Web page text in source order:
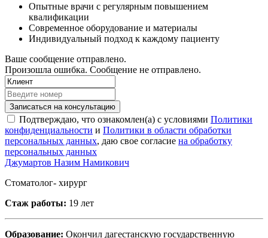
Опытные врачи с регулярным повышением
квалификации
Современное оборудование и материалы
Индивидуальный подход к каждому пациенту
Ваше сообщение отправлено.
Произошла ошибка. Сообщение не отправлено.
Записаться на консультацию
Подтверждаю, что ознакомлен(а) с условиями Политики
конфиденциальности и Политики в области обработки
персональных данных, даю свое согласие на обработку
персональных данных
Джумартов Назим Намикович
Стоматолог- хирург
Стаж работы: 19 лет
Образование: Окончил дагестанскую государственную